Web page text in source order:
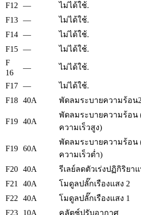
F12
—
ไม่ได้ใช้.
F13 —
ไม่ได้ใช้.
F14 —
ไม่ได้ใช้.
F15 —
ไม่ได้ใช้.
F
16
— ไม่ได้ใช้.
F17 —
ไม่ได้ใช้.
F18 40A พัดลมระบายความร้อน
F19 40A
พัดลมระบายความร้อน
ความเร็วสูง)
F19 60A
พัดลมระบายความร้อน
ความเร็วต่ำ)
F20 40A
รีเลย์ลดตัวเร่งปฏิกิริยา
F21
40A
โมดูลปลั๊กเรืองแสง 2
F22
40A
โมดูลปลั๊กเรืองแสง 1
F23
10A
คลัตช์ปรับอากาศ